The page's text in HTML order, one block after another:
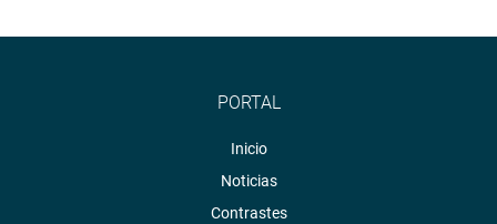
PORTAL
Inicio
Noticias
Contrastes